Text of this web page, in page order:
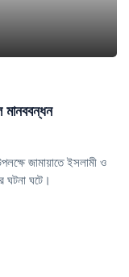
মানববন্ধন
জামায়াতে ইসলামী ও
ঘটনা ঘটে।